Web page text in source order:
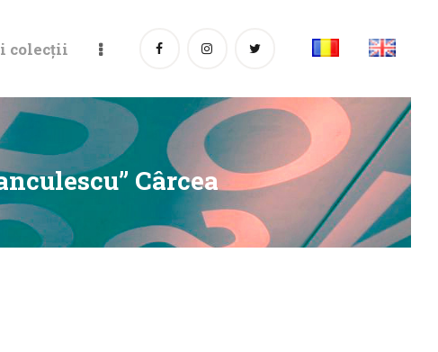
colecții
Cârcea